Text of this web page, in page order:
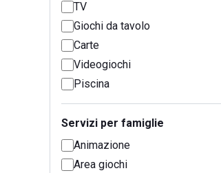
TV
Giochi da tavolo
Carte
Videogiochi
Piscina
Servizi per famiglie
Animazione
Area giochi